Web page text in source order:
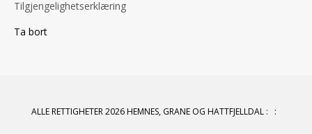
Tilgjengelighetserklæring
Ta bort
ALLE RETTIGHETER 2026 HEMNES, GRANE OG HATTFJELLDAL : :